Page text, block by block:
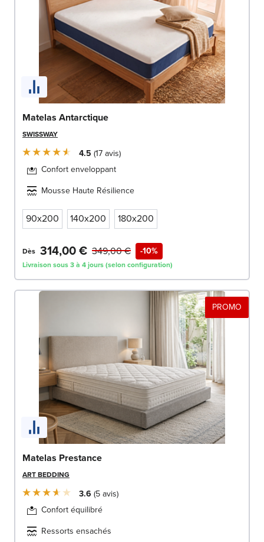
Matelas Antarctique
SWISSWAY
4.5 17avis
Confort enveloppant
Mousse Haute Résilience
90x200 140x200 180x200
Dès 314,00 € -10%
349,00 €
Livraison sous 3 à 4 jours (selon configuration)
PROMO
Matelas Prestance
ART BEDDING
3.6 5avis
Confort équilibré
Ressorts ensachés